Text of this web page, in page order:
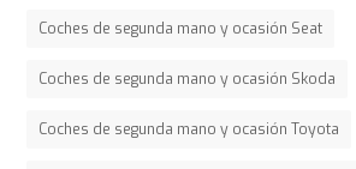
Coches de segunda mano y ocasión Seat
Coches de segunda mano y ocasión Skoda
Coches de segunda mano y ocasión Toyota